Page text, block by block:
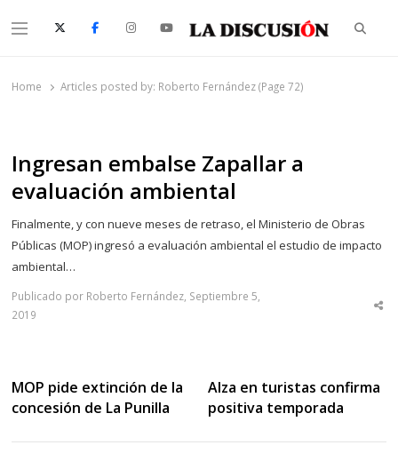
Menu
Home Articles posted by: Roberto Fernández (Page 72)
Ingresan embalse Zapallar a
evaluación ambiental
Finalmente, y con nueve meses de retraso, el Ministerio de Obras
Públicas (MOP) ingresó a evaluación ambiental el estudio de impacto
ambiental…
Publicado por Roberto Fernández, Septiembre 5,
2019
MOP pide extinción de la
concesión de La Punilla
Alza en turistas confirma
positiva temporada